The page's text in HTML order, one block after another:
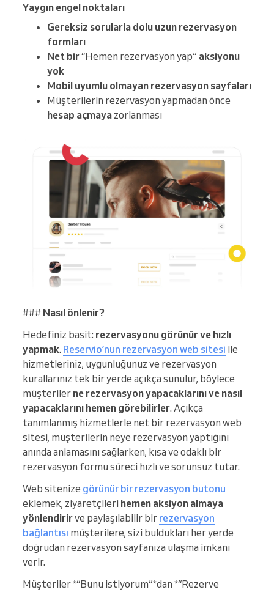
Yaygın engel noktaları
Gereksiz sorularla dolu uzun rezervasyon
formları
Net bir“Hemen rezervasyon yap” aksiyonu
yok
Mobil uyumlu olmayan rezervasyon sayfaları
Müşterilerin rezervasyon yapmadan önce
hesap açmaya zorlanması
### Nasıl önlenir?
Hedefiniz basit: rezervasyonu görünür ve hızlı
yapmak. Reservio’nun rezervasyon web sitesi ile
hizmetleriniz, uygunluğunuz ve rezervasyon
kurallarınız tek bir yerde açıkça sunulur, böylece
müşteriler ne rezervasyon yapacaklarını ve nasıl
yapacaklarını hemen görebilirler. Açıkça
tanımlanmış hizmetlerle net bir rezervasyon web
sitesi, müşterilerin neye rezervasyon yaptığını
anında anlamasını sağlarken, kısa ve odaklı bir
rezervasyon formu süreci hızlı ve sorunsuz tutar.
Web sitenize görünür bir rezervasyon butonu
eklemek, ziyaretçileri hemen aksiyon almaya
yönlendirirve paylaşılabilir bir rezervasyon
bağlantısı müşterilere, sizi buldukları her yerde
doğrudan rezervasyon sayfanıza ulaşma imkanı
verir.
Müşteriler *“Bunu istiyorum”*dan *“Rezerve